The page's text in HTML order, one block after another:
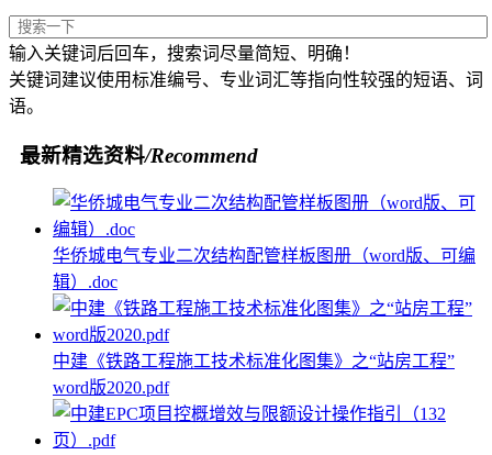
输入关键词后回车，搜索词尽量简短、明确！
关键词建议使用标准编号、专业词汇等指向性较强的短语、词
语。
最新精选资料/Recommend
华侨城电气专业二次结构配管样板图册（word版、可编
辑）.doc
中建《铁路工程施工技术标准化图集》之“站房工程”
word版2020.pdf